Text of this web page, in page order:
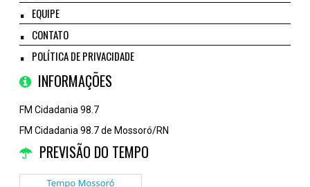
EQUIPE
CONTATO
POLÍTICA DE PRIVACIDADE
INFORMAÇÕES
FM Cidadania 98.7
FM Cidadania 98.7 de Mossoró/RN
PREVISÃO DO TEMPO